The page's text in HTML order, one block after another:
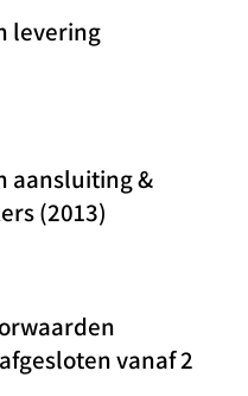
levering
aansluiting &
(2013)
vanaf 2